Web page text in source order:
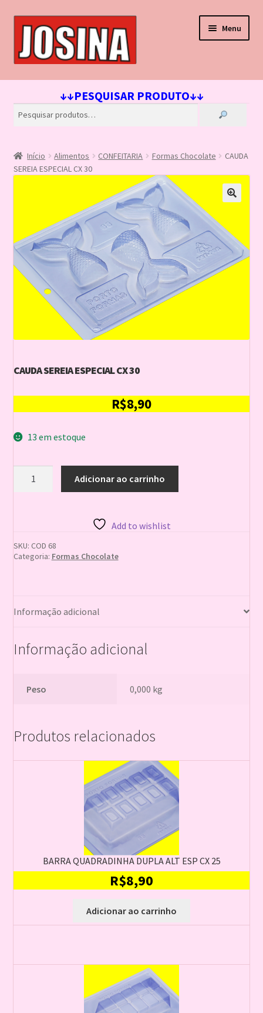
Pular
para
navegação
Pular
para
conteúdo
Menu
Início
Carrinho
Lista de Desejos
Minha conta
↓↓PESQUISAR PRODUTO↓↓
Início Alimentos CONFEITARIA Formas Chocolate
CAUDA
SEREIA ESPECIAL CX 30
CAUDA SEREIA ESPECIAL CX 30
R$8,90
13 em estoque
SEREIA
Adicionar ao carrinho
Add to wishlist
SKU: COD 68
Categoria: Formas Chocolate
Informação adicional
Informação adicional
Peso 0,000 kg
Produtos relacionados
BARRA QUADRADINHA DUPLA ALT ESP CX 25
R$8,90
Adicionar ao carrinho